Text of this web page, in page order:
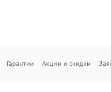
Гарантии Акции и скидки